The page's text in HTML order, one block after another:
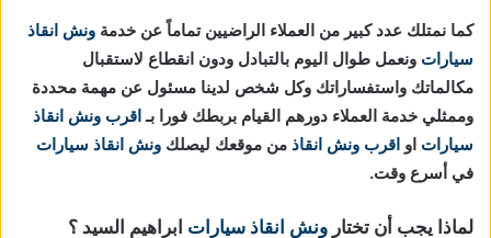
كما نمتلك عدد كبير من العملاء الراضيين تماماً عن خدمة ونش انقاذ
سيارات ونعمل طوال اليوم بالتبادل ودون انقطاع لاستقبال
مكالماتك واستفساراتك وكل شخص لدينا مسئول عن مهمة محددة
وممثلي خدمة العملاء دورهم القيام بربطك فورا بـاقرب ونش انقاذ
سيارات او اقرب ونش انقاذ من موقعك ليصلك ونش انقاذ سيارات
في أسرع وقت.
لماذا يجب أن تختار ونش انقاذ سيارات ابراهيم السيد ؟